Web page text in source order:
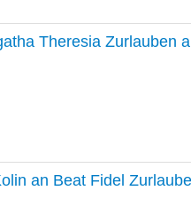
Theresia Zurlauben
an Beat Fidel